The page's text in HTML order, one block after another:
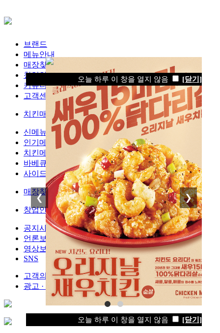
브랜드
메뉴안내
매장찾기
창업안내
커뮤니티
고객센터
치킨매니아 소개
신메뉴
인기메뉴
치킨메뉴
바베큐메뉴
사이드메뉴
매장찾기
창업안내
공지사항
언론보도
영상보러가기
SNS
고객의 소리
광고 · 제휴문의
오늘 하루 이 창을 열지 않음 [닫기]
❮ ❯
오늘 하루 이 창을 열지 않음 [닫기]